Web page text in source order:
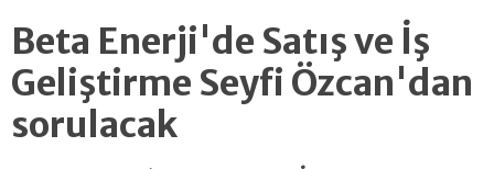
Beta Enerji'de Satış ve İş
Geliştirme Seyfi Özcan'dan
sorulacak